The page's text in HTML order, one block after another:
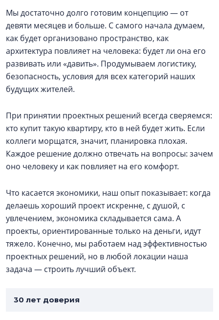
Мы достаточно долго готовим концепцию — от
девяти месяцев и больше. С самого начала думаем,
как будет организовано пространство, как
архитектура повлияет на человека: будет ли она его
развивать или «давить». Продумываем логистику,
безопасность, условия для всех категорий наших
будущих жителей.
При принятии проектных решений всегда сверяемся:
кто купит такую квартиру, кто в ней будет жить. Если
коллеги морщатся, значит, планировка плохая.
Каждое решение должно отвечать на вопросы: зачем
оно человеку и как повлияет на его комфорт.
Что касается экономики, наш опыт показывает: когда
делаешь хороший проект искренне, с душой, с
увлечением, экономика складывается сама. А
проекты, ориентированные только на деньги, идут
тяжело. Конечно, мы работаем над эффективностью
проектных решений, но в любой локации наша
задача — строить лучший объект.
30 лет доверия